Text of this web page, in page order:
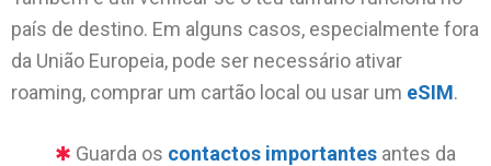
país de destino. Em alguns casos, especialmente fora
da União Europeia, pode ser necessário ativar
roaming, comprar um cartão local ou usar um eSIM.
Guarda os contactos importantes antes da